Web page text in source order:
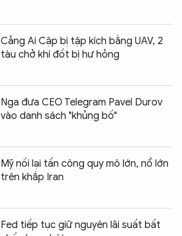
Cảng Ai Cập bị tập kích bằng UAV, 2
tàu chở khí đốt bị hư hỏng
Nga đưa CEO Telegram Pavel Durov
vào danh sách "khủng bố"
Mỹ nối lại tấn công quy mô lớn, nổ lớn
trên khắp Iran
Fed tiếp tục giữ nguyên lãi suất bất